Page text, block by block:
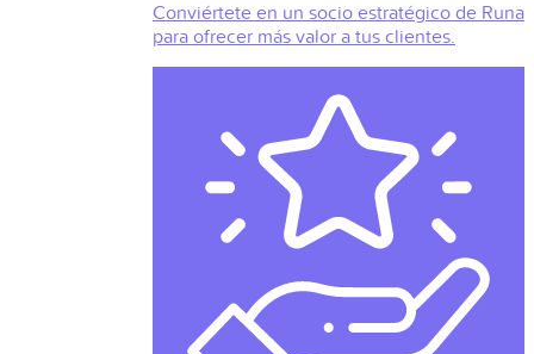
Conviértete en un socio estratégico de Runa
para ofrecer más valor a tus clientes.